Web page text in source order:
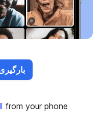
from your phone